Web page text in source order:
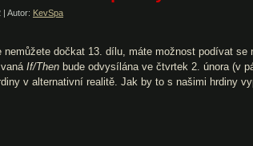
| Autor: KevSpa
nemůžete dočkat 13. dílu, máte možnost podívat se
If/Then bude odvysílána ve čtvrtek 2. února (v
v alternativní realitě. Jak by to s našimi hrdiny